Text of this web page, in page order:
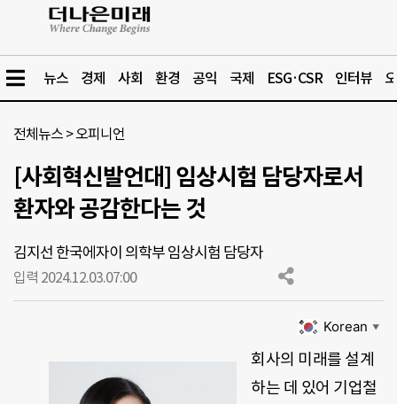
뉴스 경제 사회 환경 공익 국제 ESG·CSR 인터뷰
전체뉴스 >오피니언
[사회혁신발언대] 임상시험 담당자로서
환자와 공감한다는 것
김지선 한국에자이 의학부 임상시험 담당자
입력 2024.12.03.07:00
Korean ▼
회사의 미래를 설계
하는 데 있어 기업철